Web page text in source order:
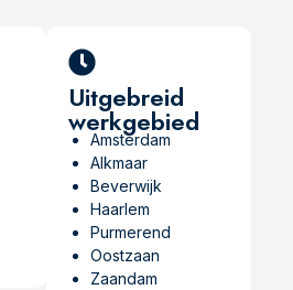
Uitgebreid
werkgebied
Amsterdam
Alkmaar
Beverwijk
Haarlem
Purmerend
Oostzaan
Zaandam